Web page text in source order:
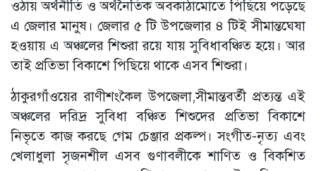
ওঠায় অর্থনীতি ও অর্থনৈতিক অবকাঠামোতে পিছিয়ে পড়েছে
এ জেলার মানুষ। জেলার ৫ টি উপজেলার ৪ টিই সীমান্তঘেষা
হওয়ায় এ অঞ্চলের শিশুরা রয়ে যায় সুবিধাবঞ্চিত হয়ে। আর
তাই প্রতিভা বিকাশে পিছিয়ে থাকে এসব শিশুরা।
ঠাকুরগাঁওয়ের রাণীশংকৈল উপজেলা,সীমান্তবর্তী প্রত্যন্ত এই
অঞ্চলের দরিদ্র সুবিধা বঞ্চিত শিশুদের প্রতিভা বিকাশে
নিভৃতে কাজ করছে গেম চেঞ্জার প্রকল্প। সংগীত-নৃত্য এবং
খেলাধুলা সৃজনশীল এসব গুণাবলীকে শাণিত ও বিকশিত